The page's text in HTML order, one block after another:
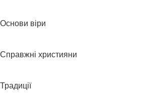
Основи віри
Справжні християни
Традиції